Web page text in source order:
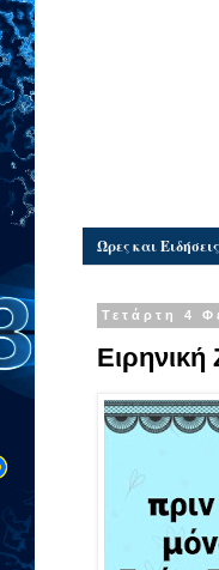
Ώρες και Ειδήσεις
Τετάρτη 4